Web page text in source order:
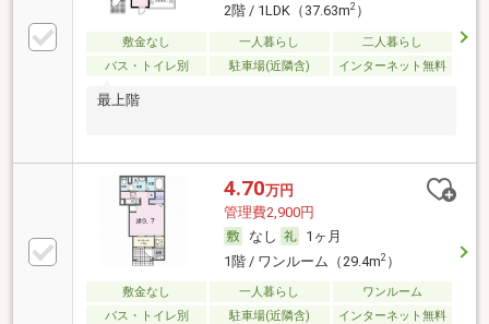
2階 / 1LDK（37.63m2）
敷金なし 一人暮らし
二人暮らし
バス・トイレ別
駐車場(近隣含) インターネット無料
最上階
4.70万円
管理費2,900円
なし
1ヶ月
1階 / ワンルーム（29.4m2）
敷金なし 一人暮らし
ワンルーム
バス・トイレ別
駐車場(近隣含) インターネット無料